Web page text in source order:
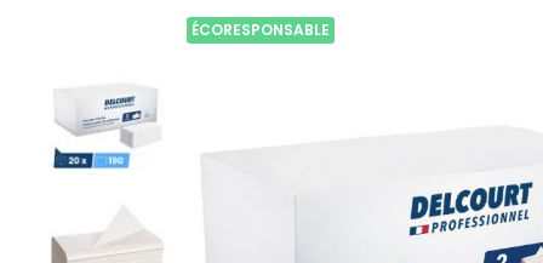
NETTOYAGE
MACHINE
DE
double
épaisseur
Ecolabel
plié en V
- 3800
feuilles
RÉF :
ÉCORESPONSABLE